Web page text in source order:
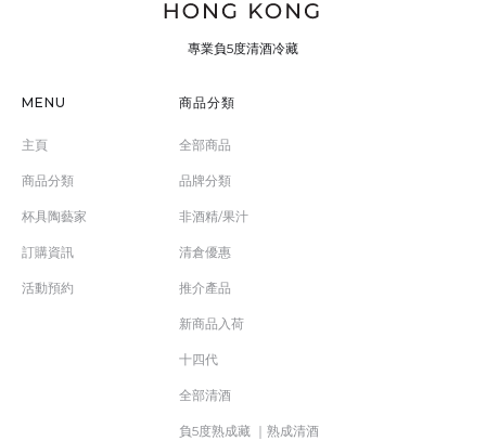
專業負5度清酒冷藏
MENU
主頁
商品分類
杯具陶藝家
訂購資訊
活動預約
商品分類
全部商品
品牌分類
非酒精/果汁
清倉優惠
推介產品
新商品入荷
十四代
全部清酒
負5度熟成藏 ｜熟成清酒